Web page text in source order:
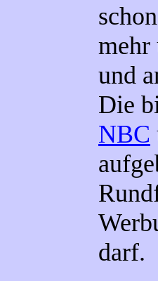
mehr
und
Die
NBC
darf.